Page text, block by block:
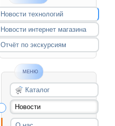
Новости технологий
Новости интернет магазина
Отчёт по экскурсиям
МЕНЮ
Каталог
Новости